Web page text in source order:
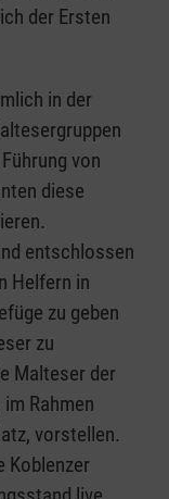
der Ersten
in der
von
diese
entschlossen
Helfern in
zu geben
zu
Malteser der
Rahmen
vorstellen.
Koblenzer